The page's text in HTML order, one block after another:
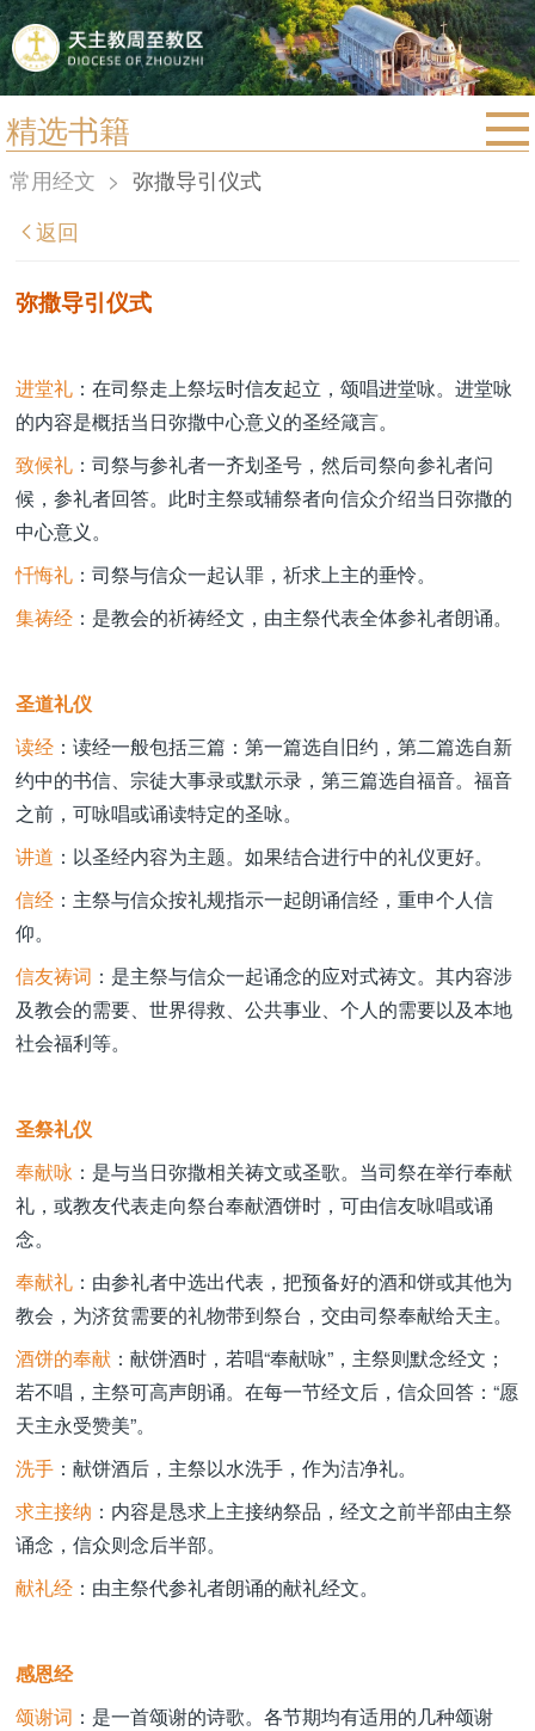
精选书籍
首页
宗教法规
教区简介
教会圣月
常用经文 > 弥撒导引仪式
返回
弥撒导引仪式
进堂礼 ：在司祭走上祭坛时信友起立，颂唱进堂咏。进堂咏
的内容是概括当日弥撒中心意义的圣经箴言。
致候礼 ：司祭与参礼者一齐划圣号，然后司祭向参礼者问
候，参礼者回答。此时主祭或辅祭者向信众介绍当日弥撒的
中心意义。
忏悔礼 ：司祭与信众一起认罪，祈求上主的垂怜。
集祷经 ：是教会的祈祷经文，由主祭代表全体参礼者朗诵。
圣道礼仪
读经 ：读经一般包括三篇：第一篇选自旧约，第二篇选自新
约中的书信、宗徒大事录或默示录，第三篇选自福音。福音
之前，可咏唱或诵读特定的圣咏。
讲道 ：以圣经内容为主题。如果结合进行中的礼仪更好。
信经 ：主祭与信众按礼规指示一起朗诵信经，重申个人信
仰。
信友祷词 ：是主祭与信众一起诵念的应对式祷文。其内容涉
及教会的需要、世界得救、公共事业、个人的需要以及本地
社会福利等。
圣祭礼仪
奉献咏 ：是与当日弥撒相关祷文或圣歌。当司祭在举行奉献
礼，或教友代表走向祭台奉献酒饼时，可由信友咏唱或诵
念。
奉献礼 ：由参礼者中选出代表，把预备好的酒和饼或其他为
教会，为济贫需要的礼物带到祭台，交由司祭奉献给天主。
酒饼的奉献 ：献饼酒时，若唱“奉献咏”，主祭则默念经文；
若不唱，主祭可高声朗诵。在每一节经文后，信众回答：“愿
天主永受赞美”。
洗手 ：献饼酒后，主祭以水洗手，作为洁净礼。
求主接纳 ：内容是恳求上主接纳祭品，经文之前半部由主祭
诵念，信众则念后半部。
献礼经 ：由主祭代参礼者朗诵的献礼经文。
感恩经
颂谢词 ：是一首颂谢的诗歌。各节期均有适用的几种颂谢